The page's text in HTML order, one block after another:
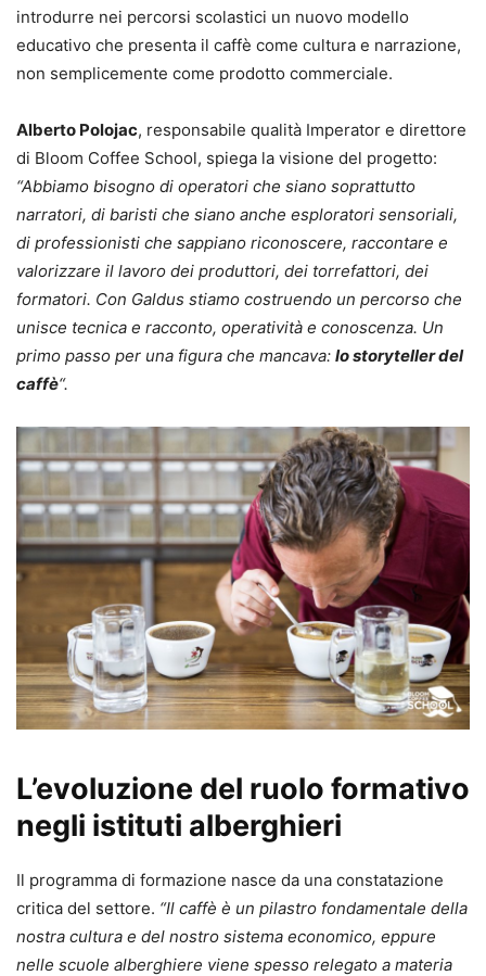
introdurre nei percorsi scolastici un nuovo modello
educativo che presenta il caffè come cultura e narrazione,
non semplicemente come prodotto commerciale.
Alberto Polojac, responsabile qualità Imperator e direttore
di Bloom Coffee School, spiega la visione del progetto:
“Abbiamo bisogno di operatori che siano soprattutto
narratori, di baristi che siano anche esploratori sensoriali,
di professionisti che sappiano riconoscere, raccontare e
valorizzare il lavoro dei produttori, dei torrefattori, dei
formatori. Con Galdus stiamo costruendo un percorso che
unisce tecnica e racconto, operatività e conoscenza. Un
primo passo per una figura che mancava: lo storyteller del
caffè“.
L’evoluzione del ruolo formativo
negli istituti alberghieri
Il programma di formazione nasce da una constatazione
critica del settore. “Il caffè è un pilastro fondamentale della
nostra cultura e del nostro sistema economico, eppure
nelle scuole alberghiere viene spesso relegato a materia